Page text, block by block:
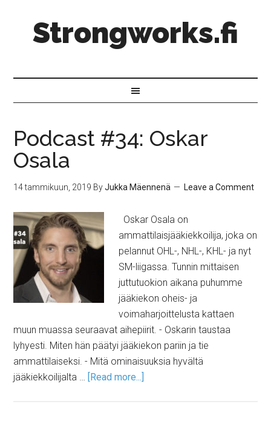
Strongworks.fi
Podcast #34: Oskar
Osala
14 tammikuun, 2019 ByJukka Mäennenä Leave a Comment
Oskar Osala on
ammattilaisjääkiekkoilija, joka on
pelannut OHL-, NHL-, KHL- ja nyt
SM-liigassa. Tunnin mittaisen
juttutuokion aikana puhumme
jääkiekon oheis- ja
voimaharjoittelusta kattaen
muun muassa seuraavat aihepiirit. - Oskarin taustaa
lyhyesti. Miten hän päätyi jääkiekon pariin ja tie
ammattilaiseksi. - Mitä ominaisuuksia hyvältä
jääkiekkoilijalta … [Read more...]